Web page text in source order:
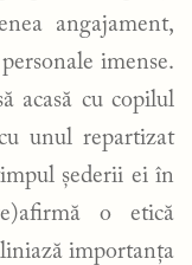
angajament,
imense.
acasă cu copilul
unul repartizat
șederii ei în
o etică
importanța